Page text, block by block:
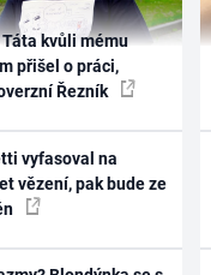
kvůli mému
přišel o práci,
Řezník
vyfasoval na
vězení, pak bude ze